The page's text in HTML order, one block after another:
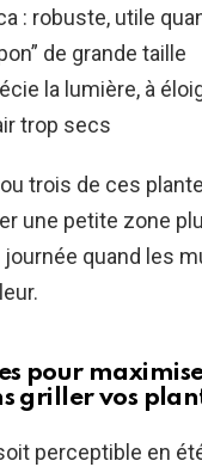
: robuste, utile
de grande taille
la lumière, à
trop secs
trois de ces
une petite zone
quand les
pour
griller vos
perceptible en